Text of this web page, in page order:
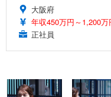
大阪府
年収450万円～1,200万
正社員